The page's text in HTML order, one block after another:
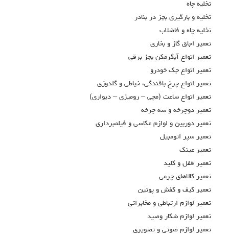
تخليه چاه
تخليه و بارگيري بجز در بنادر
تخلیه چاه و فاضلاب
تعمير اجاق گاز و بخاري
تعمير انواع آبگرمکن بجز برقي
تعمير انواع جك خودرو
تعمير انواع چرخ بافندگي، خياطي و گلدوزي
تعمير انواع ساعت (مچي – روميزي – ديواري)
تعمير دوچرخه و سه چرخه
تعمير دوربين و لوازم عكاسي و فيلمبرداري
تعمير سپر اتومبيل
تعمير عينك
تعمير قفل و كليد
تعمير كالاهاي چرمي
تعمير كيف و كفش و پوتين
تعمير لوازم ارتباطي و مخابراتي
تعمير لوازم شكار وصيد
تعمير لوازم صوتي و تصويري